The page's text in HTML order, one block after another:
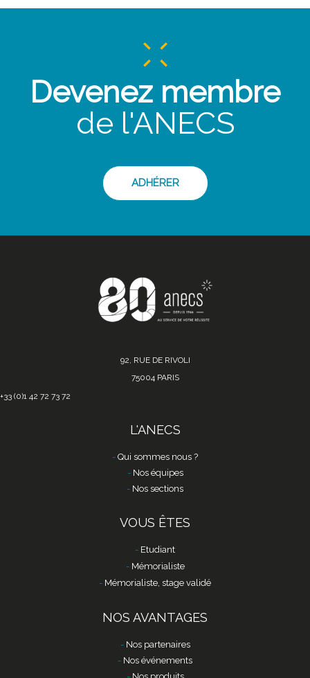
Devenez membre
de l'ANECS
ADHÉRER
92, RUE DE RIVOLI
75004 PARIS
+33 (0)1 42 72 73 72
L'ANECS
Qui sommes nous ?
Nos équipes
Nos sections
VOUS ÊTES
Etudiant
Mémorialiste
Mémorialiste, stage validé
NOS AVANTAGES
Nos partenaires
Nos événements